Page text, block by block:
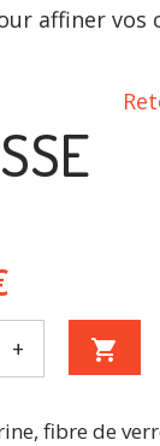
affiner vos
+ shopping_cart
fibre de